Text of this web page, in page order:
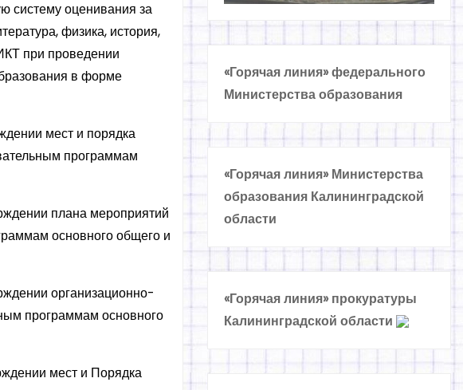
систему оценивания за
физика, история,
при проведении
в форме
мест и порядка
программам
плана мероприятий
основного общего и
организационно-
программам основного
мест и Порядка
«Горячая линия» федерального
Министерства образования
«Горячая линия» Министерства
образования Калининградской
области
«Горячая линия» прокуратуры
Калининградской области